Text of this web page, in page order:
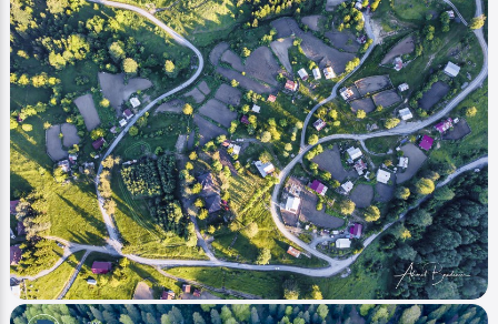
Image Yaylalar - Plateaus
Topuk Yaylası (Fenerbahçe SK)
Ahmet Bozdemir 0 2147 0